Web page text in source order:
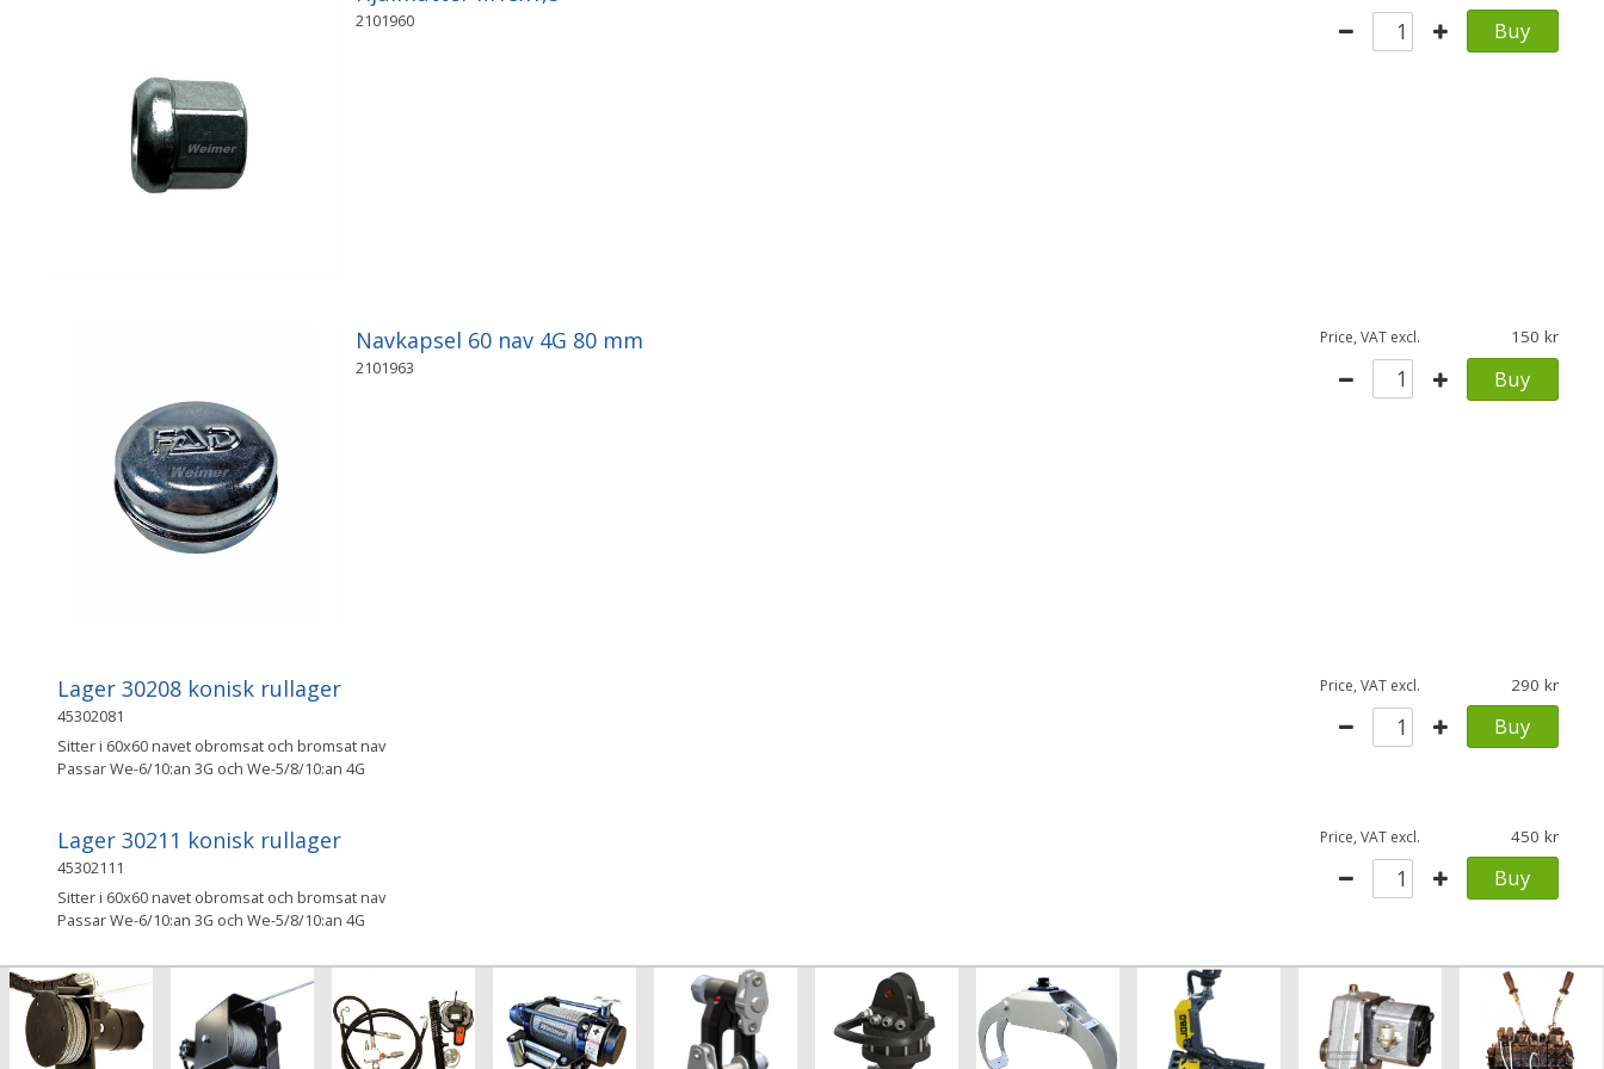
2101960 Buy
Navkapsel 60 nav 4G 80 mm
2101963
Price, VAT excl. 150
Buy
Lager 30208 konisk rullager
45302081
Sitter i 60x60 navet obromsat och bromsat nav
Passar We-6/10:an 3G och We-5/8/10:an 4G
Price, VAT excl. 290
Buy
Lager 30211 konisk rullager
45302111
Sitter i 60x60 navet obromsat och bromsat nav
Passar We-6/10:an 3G och We-5/8/10:an 4G
Price, VAT excl. 450
Buy